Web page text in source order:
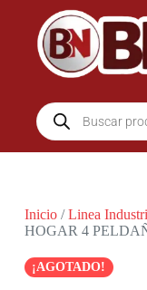
Inicio/Linea
HOGAR 4
¡AGOTADO!